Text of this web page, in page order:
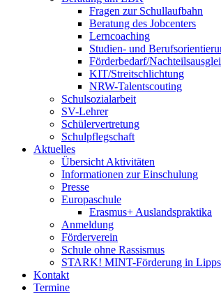
Fragen zur Schullaufbahn
Beratung des Jobcenters
Lerncoaching
Studien- und
Förderbedarf/
KIT/Streitschlichtung
NRW-Talentscouting
Schulsozialarbeit
SV-Lehrer
Schülervertretung
Schulpflegschaft
Aktuelles
Übersicht Aktivitäten
Informationen zur Einschulung
Presse
Europaschule
Erasmus+ Auslandspraktika
Anmeldung
Förderverein
Schule ohne Rassismus
STARK! MINT-Förderung in
Kontakt
Termine